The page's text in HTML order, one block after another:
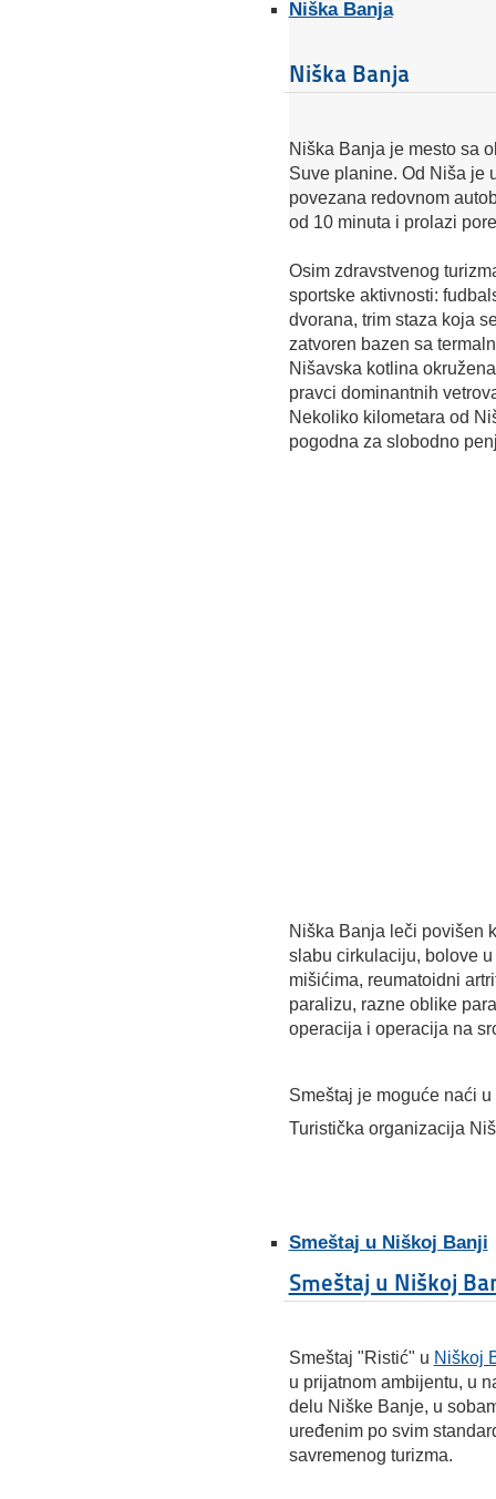
Niška Banja
Niška Banja
Niška Banja je mesto sa
Suve planine. Od Niša je
povezana redovnom
od 10 minuta i prolazi
Osim zdravstvenog
sportske aktivnosti:
dvorana, trim staza koja
zatvoren bazen sa
Nišavska kotlina
pravci dominantnih
Nekoliko kilometara od
pogodna za slobodno
Niška Banja leči povišen
slabu cirkulaciju, bolove
mišićima, reumatoidni
paralizu, razne oblike
operacija i operacija na
Smeštaj je moguće naći
Turistička organizacija
Smeštaj u Niškoj Banji
Smeštaj u Niškoj
Smeštaj "Ristić" u Niškoj
u prijatnom ambijentu, u
delu Niške Banje, u
uređenim po svim
savremenog turizma.